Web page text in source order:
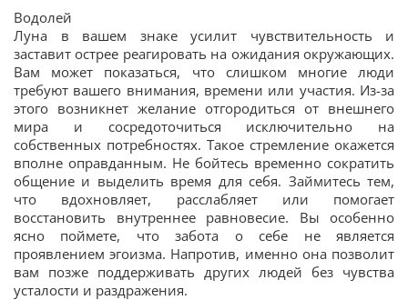
Водолей
Луна в вашем знаке усилит чувствительность и
заставит острее реагировать на ожидания окружающих.
Вам может показаться, что слишком многие люди
требуют вашего внимания, времени или участия. Из-за
этого возникнет желание отгородиться от внешнего
мира и сосредоточиться исключительно на
собственных потребностях. Такое стремление окажется
вполне оправданным. Не бойтесь временно сократить
общение и выделить время для себя. Займитесь тем,
что вдохновляет, расслабляет или помогает
восстановить внутреннее равновесие. Вы особенно
ясно поймете, что забота о себе не является
проявлением эгоизма. Напротив, именно она позволит
вам позже поддерживать других людей без чувства
усталости и раздражения.